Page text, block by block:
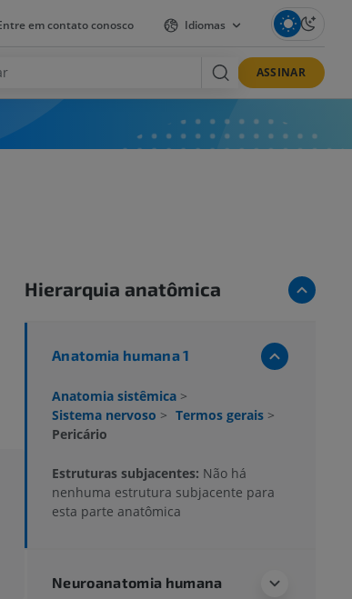
em contato conosco Idiomas
ASSINAR
Hierarquia anatômica
Anatomia humana 1
Anatomia sistêmica >
Sistema nervoso > Termos gerais >
Pericário
Estruturas subjacentes: Não há
nenhuma estrutura subjacente para
esta parte anatômica
Neuroanatomia humana